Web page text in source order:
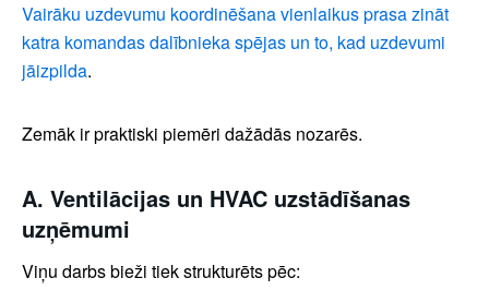
Vairāku uzdevumu koordinēšana vienlaikus prasa zināt
katra komandas dalībnieka spējas un to, kad uzdevumi
jāizpilda.
Zemāk ir praktiski piemēri dažādās nozarēs.
A. Ventilācijas un HVAC uzstādīšanas
uzņēmumi
Viņu darbs bieži tiek strukturēts pēc: